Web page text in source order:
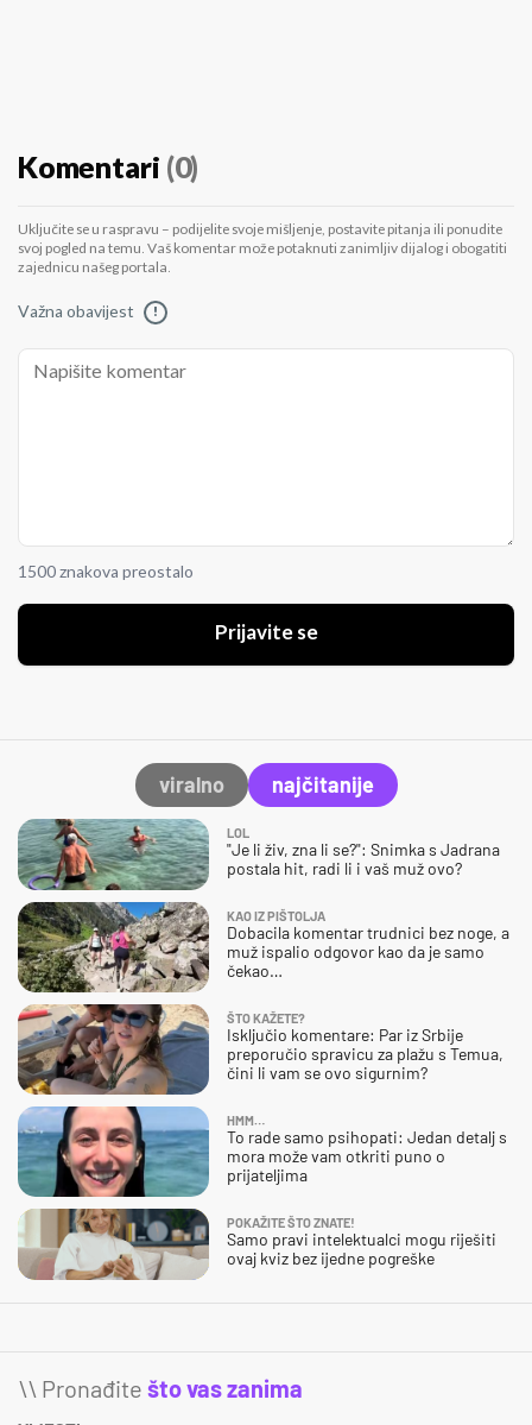
Komentari (0)
Uključite se u raspravu – podijelite svoje mišljenje, postavite pitanja ili ponudite
svoj pogled na temu. Vaš komentar može potaknuti zanimljiv dijalog i obogatiti
zajednicu našeg portala.
Važna obavijest !
1500 znakova preostalo
Prijavite se
viralno najčitanije
LOL
"Je li živ, zna li se?": Snimka s Jadrana
postala hit, radi li i vaš muž ovo?
KAO IZ PIŠTOLJA
Dobacila komentar trudnici bez noge, a
muž ispalio odgovor kao da je samo
čekao…
ŠTO KAŽETE?
Isključio komentare: Par iz Srbije
preporučio spravicu za plažu s Temua,
čini li vam se ovo sigurnim?
HMM…
To rade samo psihopati: Jedan detalj s
mora može vam otkriti puno o
prijateljima
POKAŽITE ŠTO ZNATE!
Samo pravi intelektualci mogu riješiti
ovaj kviz bez ijedne pogreške
\\ Pronađite što vas zanima